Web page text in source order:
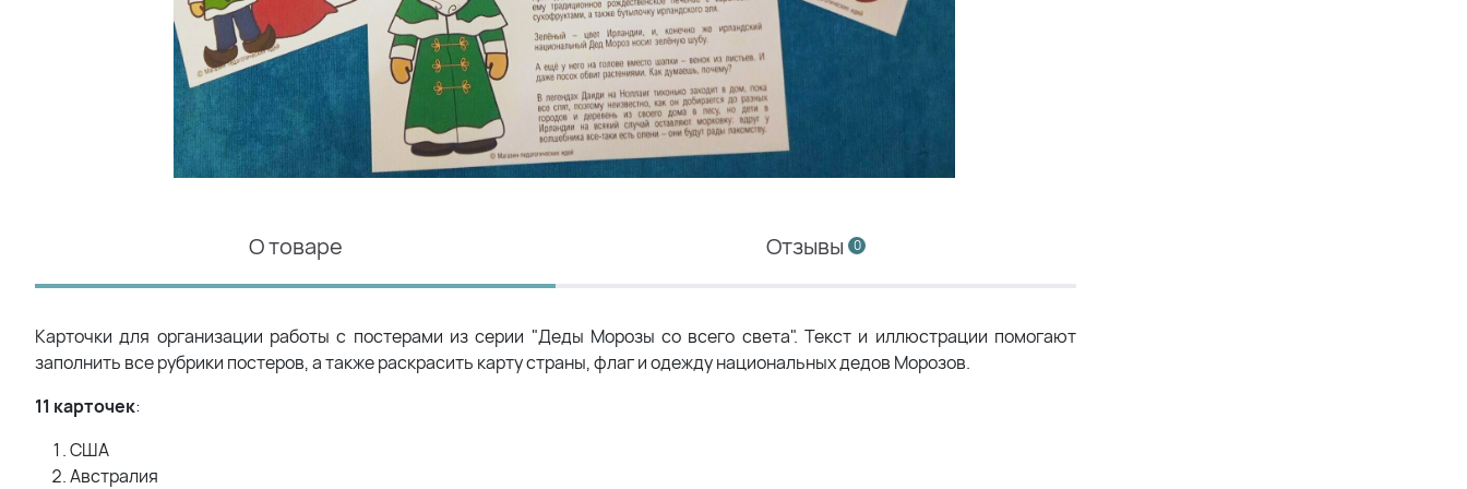
О товаре Отзывы 0
Карточки для организации работы с постерами из серии "Деды Морозы со всего света". Текст и иллюстрации помогают
заполнить все рубрики постеров, а также раскрасить карту страны, флаг и одежду национальных дедов Морозов.
11 карточек:
США
Австралия